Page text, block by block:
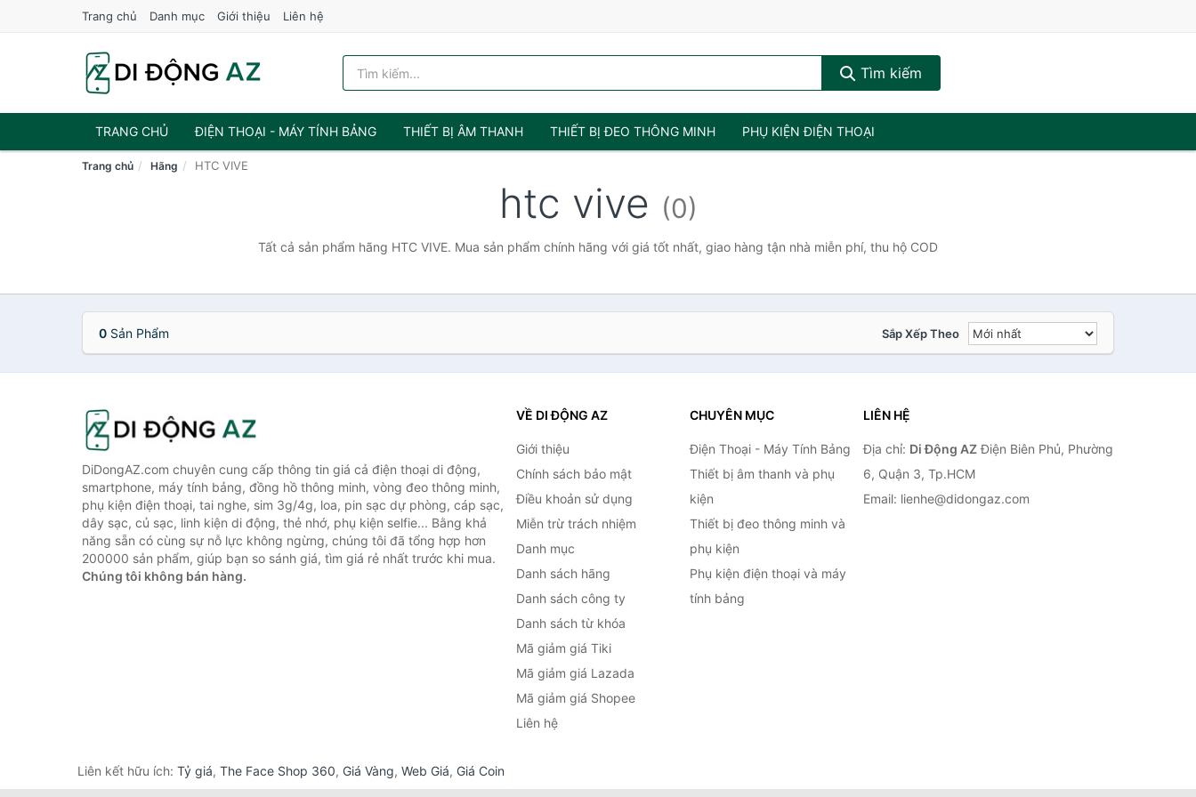
Trang chủ Danh mục Giới thiệu Liên hệ
Tìm kiếm
TRANG CHỦ ĐIỆN THOẠI - MÁY TÍNH BẢNG THIẾT BỊ ÂM THANH THIẾT BỊ ĐEO THÔNG MINH PHỤ KIỆN ĐIỆN THOẠI
Trang chủ Hãng HTC VIVE
htc vive (0)
Tất cả sản phẩm hãng HTC VIVE. Mua sản phẩm chính hãng với giá tốt nhất, giao hàng tận nhà miễn phí, thu hộ COD
0 Sản Phẩm Sắp Xếp Theo
DiDongAZ.com chuyên cung cấp thông tin giá cả điện thoại di động,
smartphone, máy tính bảng, đồng hồ thông minh, vòng đeo thông minh,
phụ kiện điện thoại, tai nghe, sim 3g/4g, loa, pin sạc dự phòng, cáp sạc,
dây sạc, củ sạc, linh kiện di động, thẻ nhớ, phụ kiện selfie... Bằng khả
năng sẵn có cùng sự nỗ lực không ngừng, chúng tôi đã tổng hợp hơn
200000 sản phẩm, giúp bạn so sánh giá, tìm giá rẻ nhất trước khi mua.
Chúng tôi không bán hàng.
VỀ DI ĐỘNG AZ
Giới thiệu
Chính sách bảo mật
Điều khoản sử dụng
Miễn trừ trách nhiệm
Danh mục
Danh sách hãng
Danh sách công ty
Danh sách từ khóa
Mã giảm giá Tiki
Mã giảm giá Lazada
Mã giảm giá Shopee
Liên hệ
CHUYÊN MỤC
Điện Thoại - Máy Tính Bảng
Thiết bị âm thanh và phụ
kiện
Thiết bị đeo thông minh và
phụ kiện
Phụ kiện điện thoại và máy
tính bảng
LIÊN HỆ
Địa chỉ: Di Động AZĐiện Biên Phủ, Phường
6, Quận 3, Tp.HCM
Email: lienhe@didongaz.com
Liên kết hữu ích: Tỷ giá, The Face Shop 360, Giá Vàng, Web Giá, Giá Coin